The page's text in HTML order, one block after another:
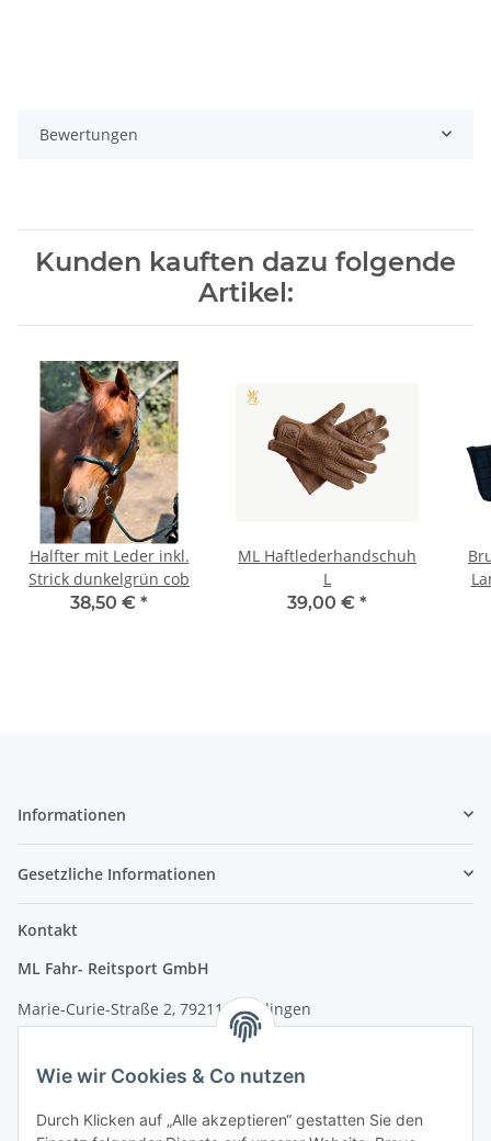
Wie wir Cookies & Co nutzen
Durch Klicken auf „Alle akzeptieren“ gestatten Sie den
Bewertungen
Kunden kauften dazu folgende
Artikel:
Halfter mit Leder inkl.
Strick dunkelgrün cob
38,50 € *
ML Haftlederhandschuh
L
39,00 € *
Informationen
Gesetzliche Informationen
Kontakt
ML Fahr- Reitsport GmbH
Marie-Curie-Straße 2, 79211 Denzlingen
Tel.: 07666/9378060 (Mo-Fr 9-16 Uhr)
info@fahr-reitsport.de
Nach Terminvereinbarung können Sie gerne bei uns im Lager